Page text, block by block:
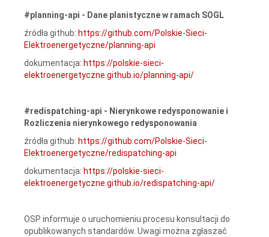
#planning-api - Dane planistyczne w ramach SOGL
źródła github: https://github.com/Polskie-Sieci-
Elektroenergetyczne/planning-api
dokumentacja: https://polskie-sieci-
elektroenergetyczne.github.io/planning-api/
#redispatching-api - Nierynkowe redysponowanie i
Rozliczenia nierynkowego redysponowania
źródła github: https://github.com/Polskie-Sieci-
Elektroenergetyczne/redispatching-api
dokumentacja: https://polskie-sieci-
elektroenergetyczne.github.io/redispatching-api/
OSP informuje o uruchomieniu procesu konsultacji do
opublikowanych standardów. Uwagi można zgłaszać